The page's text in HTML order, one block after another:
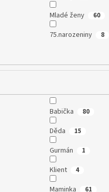
Mladé ženy 60
75.narozeniny 8
Babička 80
Děda 15
Gurmán 1
Klient 4
Maminka 61